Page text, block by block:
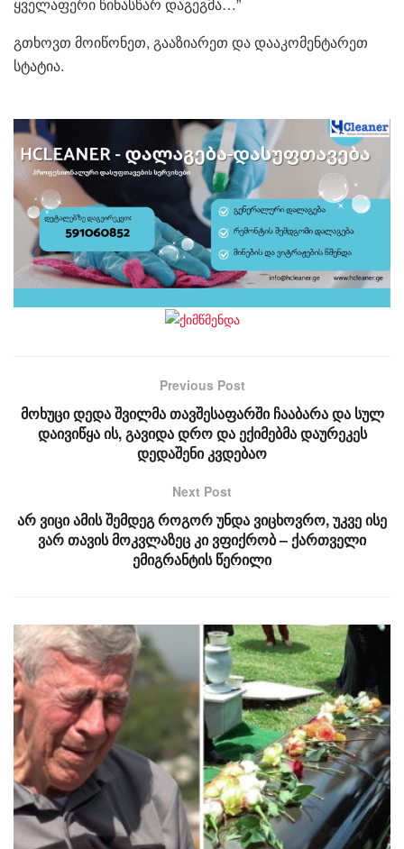
გთხოვთ მოიწონეთ, გააზიარეთ და დააკომენტარეთ
სტატია.
Previous Post
მოხუცი დედა შვილმა თავშესაფარში ჩააბარა და სულ
დაივიწყა ის, გავიდა დრო და ექიმებმა დაურეკეს
დედაშენი კვდებაო
Next Post
არ ვიცი ამის შემდეგ როგორ უნდა ვიცხოვრო, უკვე ისე
ვარ თავის მოკვლაზეც კი ვფიქრობ – ქართველი
ემიგრანტის წერილი